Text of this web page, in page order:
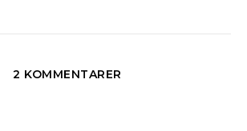
2 KOMMENTARER